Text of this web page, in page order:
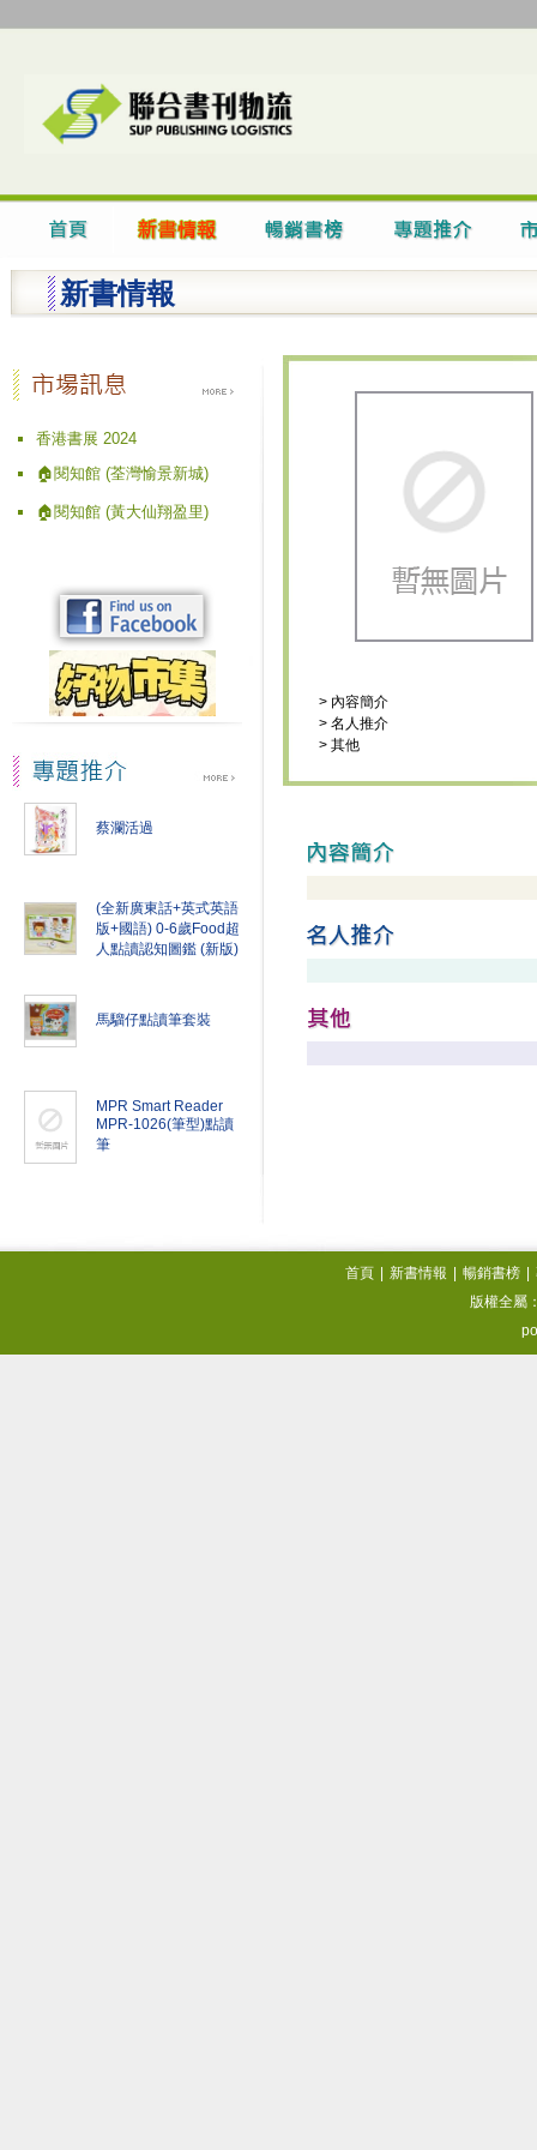
新書情報
香港書展 2024
🏠閱知館 (荃灣愉景新城)
🏠閱知館 (黃大仙翔盈里)
蔡瀾活過
(全新廣東話+英式英語
版+國語) 0-6歲Food超
人點讀認知圖鑑 (新版)
馬騮仔點讀筆套裝
MPR Smart Reader
MPR-1026(筆型)點讀
筆
> 內容簡介
> 名人推介
> 其他
首頁 新書情報 暢銷書榜
版權全屬